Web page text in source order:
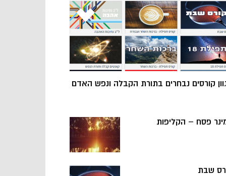
קורסים נבחרים בתורת הקבלה ונפש האדם
פסח – הקליפות
שבת